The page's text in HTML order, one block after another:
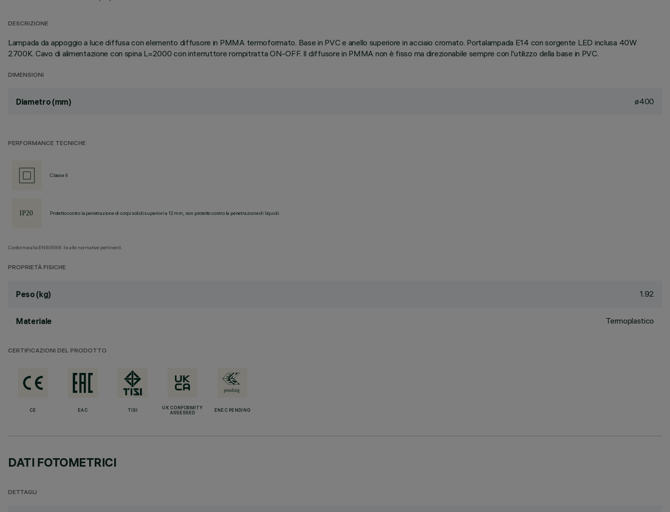
DESCRIZIONE
Lampada da appoggio a luce diffusa con elemento diffusore in PMMA termoformato. Base in PVC e anello superiore in acciaio cromato. Portalampada E14 con sorgente LED inclusa 40W
2700K. Cavo di alimentazione con spina L=2000 con interruttore rompitratta ON-OFF. Il diffusore in PMMA non è fisso ma direzionabile sempre con l'utilizzo della base in PVC.
DIMENSIONI
Diametro (mm) ø400
PERFORMANCE TECNICHE
Classe II
Protetto contro la penetrazione di corpi solidi superiori a 12 mm, non protetto contro la penetrazione di liquidi.
Conforme alla EN60598-1 e alle normative pertinenti.
PROPRIETÀ FISICHE
Peso (kg) 1.92
Materiale Termoplastico
CERTIFICAZIONI DEL PRODOTTO
CE EAC TISI
UK CONFORMITY
ASSESSED
ENEC PENDING
DATI FOTOMETRICI
DETTAGLI